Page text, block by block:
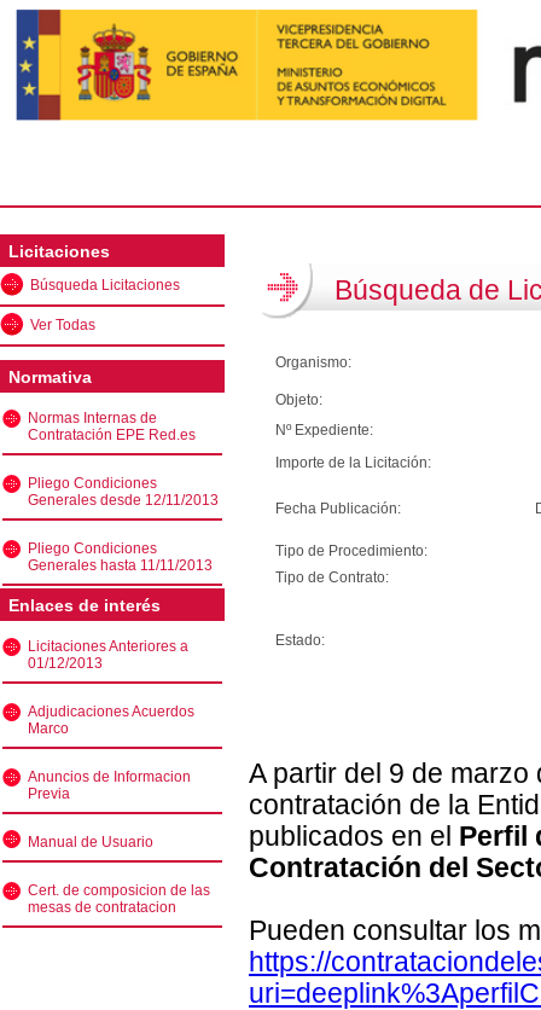
Licitaciones
Búsqueda Licitaciones
Ver Todas
Normativa
Normas Internas de
Contratación EPE Red.es
Pliego Condiciones
Generales desde 12/11/2013
Pliego Condiciones
Generales hasta 11/11/2013
Enlaces de interés
Licitaciones Anteriores a
01/12/2013
Adjudicaciones Acuerdos
Marco
Anuncios de Informacion
Previa
Manual de Usuario
Cert. de composicion de las
mesas de contratacion
Búsqueda de
Organismo:
Objeto:
Nº Expediente:
Importe de la Licitación:
Fecha Publicación:
Tipo de Procedimiento:
Tipo de Contrato:
Estado:
A partir del 9 de
contratación de la
publicados en el Perfil
Contratación del
Pueden consultar los
https://